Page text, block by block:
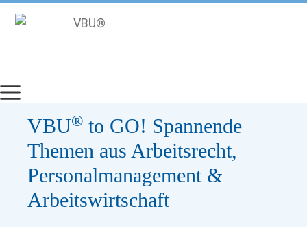
Inhalt
VBU® to GO! Spannende
Themen aus Arbeitsrecht,
Personalmanagement &
Arbeitswirtschaft